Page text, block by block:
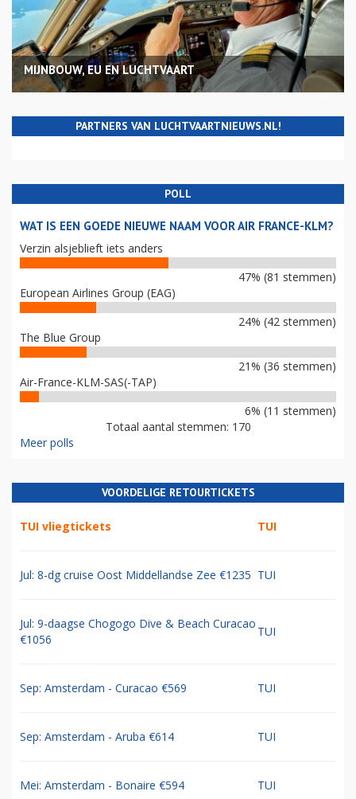
MIJNBOUW, EU EN LUCHTVAART
PARTNERS VAN LUCHTVAARTNIEUWS.NL!
POLL
WAT IS EEN GOEDE NIEUWE NAAM VOOR AIR FRANCE-KLM?
Verzin alsjeblieft iets anders
47% (81 stemmen)
European Airlines Group (EAG)
24% (42 stemmen)
The Blue Group
21% (36 stemmen)
Air-France-KLM-SAS(-TAP)
6% (11 stemmen)
Totaal aantal stemmen: 170
Meer polls
VOORDELIGE RETOURTICKETS
TUI vliegtickets TUI
Jul: 8-dg cruise Oost Middellandse Zee €1235 TUI
Jul: 9-daagse Chogogo Dive & Beach Curacao
€1056
TUI
Sep: Amsterdam - Curacao €569 TUI
Sep: Amsterdam - Aruba €614 TUI
Mei: Amsterdam - Bonaire €594 TUI